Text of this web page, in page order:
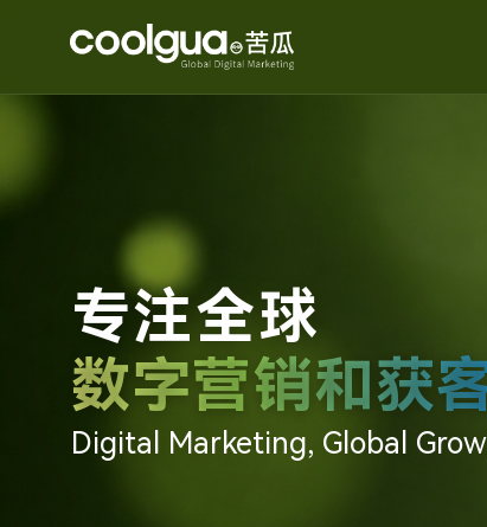
专注全球
数字营销和获
Digital Marketing, Global